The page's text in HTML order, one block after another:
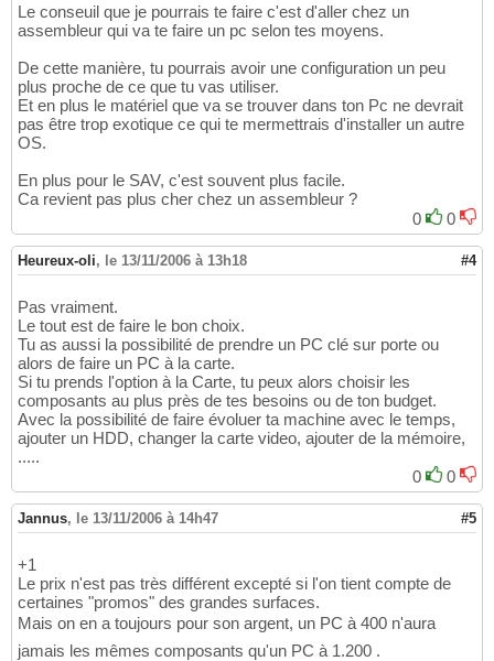
Le conseuil que je pourrais te faire c'est d'aller chez un
assembleur qui va te faire un pc selon tes moyens.
De cette manière, tu pourrais avoir une configuration un peu
plus proche de ce que tu vas utiliser.
Et en plus le matériel que va se trouver dans ton Pc ne devrait
pas être trop exotique ce qui te mermettrais d'installer un autre
OS.
En plus pour le SAV, c'est souvent plus facile.
Ca revient pas plus cher chez un assembleur ?
0
0
Heureux-oli, le 13/11/2006 à 13h18 #4
Pas vraiment.
Le tout est de faire le bon choix.
Tu as aussi la possibilité de prendre un PC clé sur porte ou
alors de faire un PC à la carte.
Si tu prends l'option à la Carte, tu peux alors choisir les
composants au plus près de tes besoins ou de ton budget.
Avec la possibilité de faire évoluer ta machine avec le temps,
ajouter un HDD, changer la carte video, ajouter de la mémoire,
.....
0
0
Jannus, le 13/11/2006 à 14h47 #5
+1
Le prix n'est pas très différent excepté si l'on tient compte de
certaines "promos" des grandes surfaces.
Mais on en a toujours pour son argent, un PC à 400 n'aura
jamais les mêmes composants qu'un PC à 1.200 .